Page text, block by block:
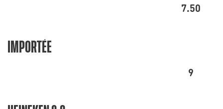
7.50
IMPORTÉE
9